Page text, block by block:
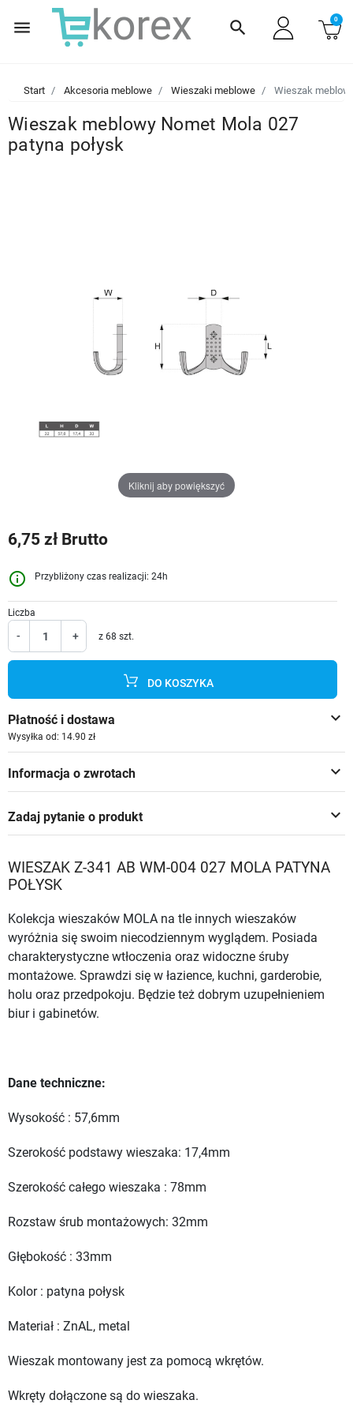
menu search 0
Start Akcesoria meblowe Wieszaki meblowe Wieszak
Wieszak meblowy Nomet Mola 027
patyna połysk
Kliknij aby powiększyć
6,75 zł Brutto
info_outline Przybliżony czas realizacji: 24h
Liczba
- + z 68 szt.
DO KOSZYKA
keyboard_arrow_down
Płatność i dostawa
Wysyłka od: 14.90 zł
keyboard_arrow_down
Informacja o zwrotach
keyboard_arrow_down
Zadaj pytanie o produkt
WIESZAK Z-341 AB WM-004 027 MOLA PATYNA
POŁYSK
Kolekcja wieszaków MOLA na tle innych wieszaków
wyróżnia się swoim niecodziennym wyglądem. Posiada
charakterystyczne wtłoczenia oraz widoczne śruby
montażowe. Sprawdzi się w łazience, kuchni, garderobie,
holu oraz przedpokoju. Będzie też dobrym uzupełnieniem
biur i gabinetów.
Dane techniczne:
Wysokość : 57,6mm
Szerokość podstawy wieszaka: 17,4mm
Szerokość całego wieszaka : 78mm
Rozstaw śrub montażowych: 32mm
Głębokość : 33mm
Kolor : patyna połysk
Materiał : ZnAL, metal
Wieszak montowany jest za pomocą wkrętów.
Wkręty dołączone są do wieszaka.